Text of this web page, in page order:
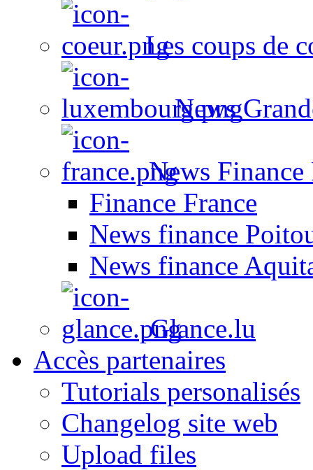
Les coups de
News
News Finance
Finance France
News finance
News finance
Glance.lu
Accès partenaires
Tutorials personalisés
Changelog site web
Upload files